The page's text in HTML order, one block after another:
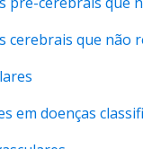
cerebrais que
em doenças